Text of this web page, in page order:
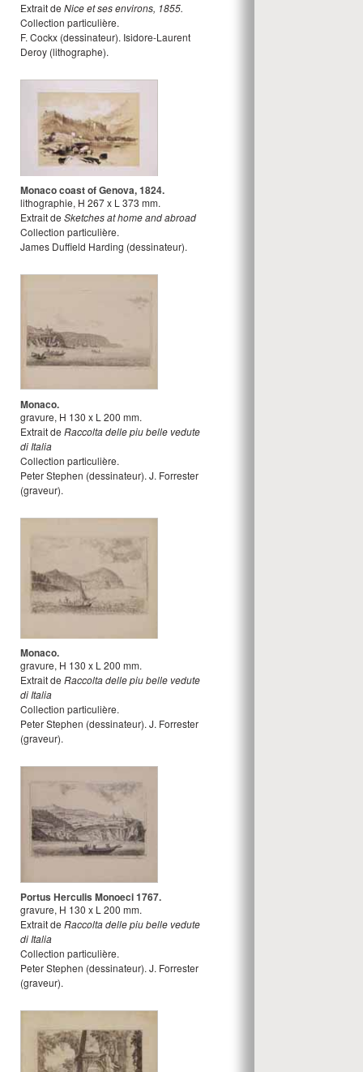
Extrait de Nice et ses environs, 1855.
Collection particulière.
F. Cockx (dessinateur). Isidore-Laurent
Deroy (lithographe).
Monaco coast of Genova, 1824.
lithographie, H 267x L 373 mm.
Extrait de Sketches at home and abroad
Collection particulière.
James Duffield Harding (dessinateur).
Monaco.
gravure, H 130 x L 200 mm.
Extrait de Raccolta delle piu belle vedute
di Italia
Collection particulière.
Peter Stephen (dessinateur). J. Forrester
(graveur).
Monaco.
gravure, H 130 x L 200 mm.
Extrait de Raccolta delle piu belle vedute
di Italia
Collection particulière.
Peter Stephen (dessinateur). J. Forrester
(graveur).
Portus Herculis Monoeci 1767.
gravure, H 130 x L 200 mm.
Extrait de Raccolta delle piu belle vedute
di Italia
Collection particulière.
Peter Stephen (dessinateur). J. Forrester
(graveur).